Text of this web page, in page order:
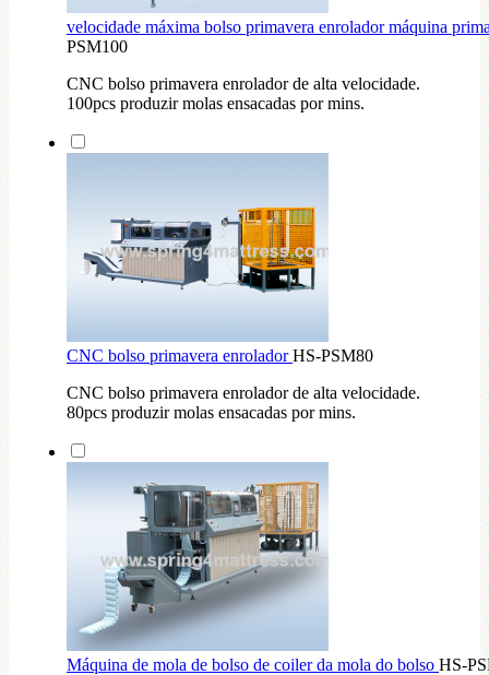
velocidade máxima bolso primavera enrolador máquina
PSM100
CNC bolso primavera enrolador de alta velocidade.
100pcs produzir molas ensacadas por mins.
CNC bolso primavera enroladorHS-PSM80
CNC bolso primavera enrolador de alta velocidade.
80pcs produzir molas ensacadas por mins.
Máquina de mola de bolso de coiler da mola do bolso HS-